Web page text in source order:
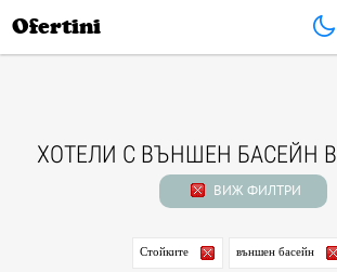
Ofertini
ХОТЕЛИ С ВЪНШЕН БАСЕЙН В
ВИЖ ФИЛТРИ
Стойките външен басейн